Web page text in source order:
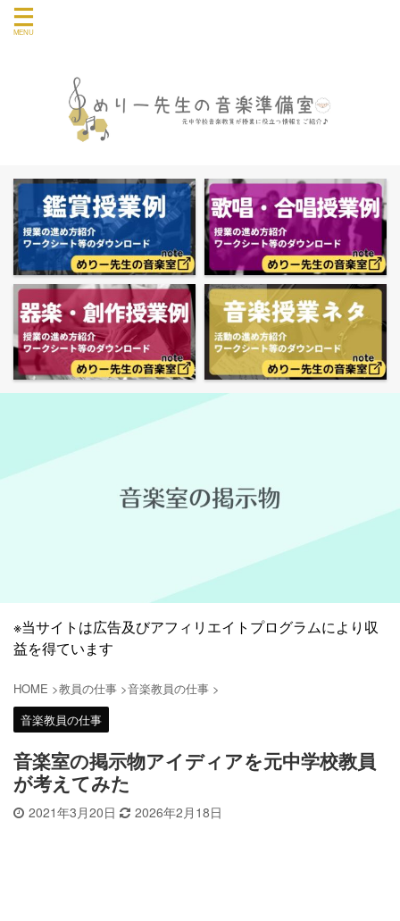
※当サイトは広告及びアフィリエイトプログラムにより収
益を得ています
HOME >教員の仕事 >音楽教員の仕事 >
音楽教員の仕事
音楽室の掲示物アイディアを元中学校教員
が考えてみた
2021年3月20日 2026年2月18日